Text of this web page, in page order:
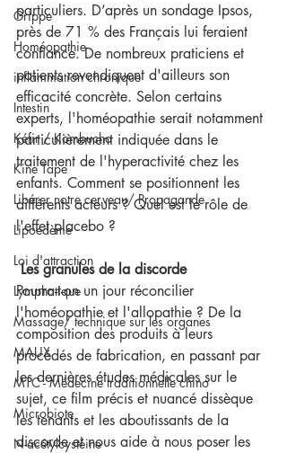
Grippe
Homéopathie
inflammation chronique
Intestin
Kéfir / Kombucha
Kine Tape
Libérer notre cerveau/ Propagande
Lipoedème
Loi d'attraction
Lymphatique
Massage/ technique sur les organes
MAUX
MTC - Médecine traditionnelle chino
Microbiote
N-acétylcystéine
particuliers. D’après un sondage Ipsos,
près de 71 % des Français lui feraient
confiance. De nombreux praticiens et
patients revendiquent d'ailleurs son
efficacité concrète. Selon certains
experts, l'homéopathie serait notamment
particulièrement indiquée dans le
traitement de l'hyperactivité chez les
enfants. Comment se positionnent les
différents acteurs ? Quel est le rôle de
l'effet placebo ?
Les granules de la discorde
Pourra-t-on un jour réconcilier
l'homéopathie et l'allopathie ? De la
composition des produits à leurs
procédés de fabrication, en passant par
les dernières études médicales sur le
sujet, ce film précis et nuancé dissèque
les tenants et les aboutissants de la
discorde et nous aide à nous poser les